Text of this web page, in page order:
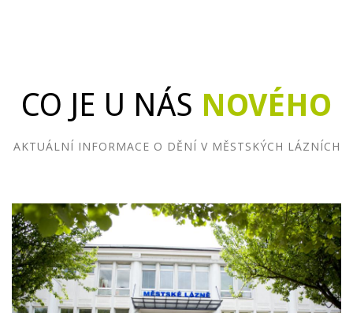
CO JE U NÁS NOVÉHO
AKTUÁLNÍ INFORMACE O DĚNÍ V MĚSTSKÝCH LÁZNÍCH